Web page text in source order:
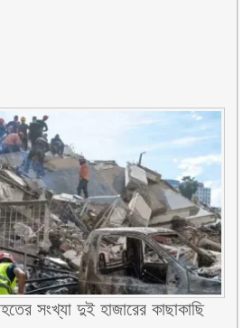
সংখ্যা দুই হাজারের কাছাকাছি